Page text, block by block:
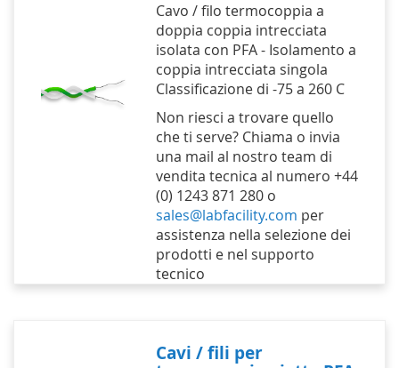
Cavo / filo termocoppia a
doppia coppia intrecciata
isolata con PFA - Isolamento a
coppia intrecciata singola
Classificazione di -75 a 260 C
Non riesci a trovare quello
che ti serve? Chiama o invia
una mail al nostro team di
vendita tecnica al numero +44
(0) 1243 871 280 o
sales@labfacility.com per
assistenza nella selezione dei
prodotti e nel supporto
tecnico
Cavi / fili per